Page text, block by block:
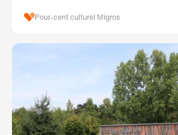
Pour-cent culturel Migros